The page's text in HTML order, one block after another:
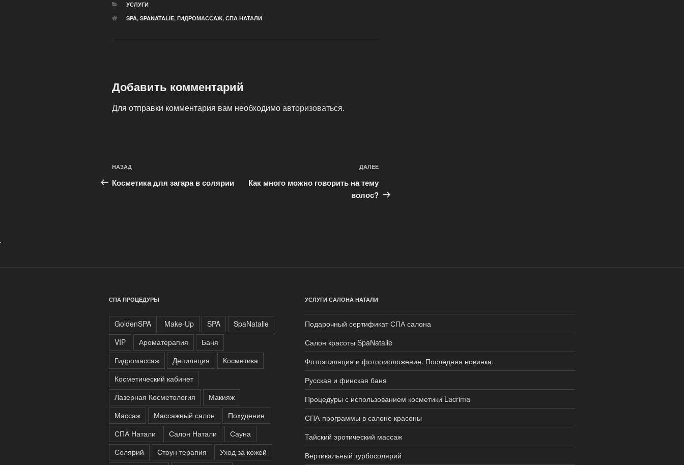
РУБРИКИ
УСЛУГИ
МЕТКИ
SPA, SPANATALIE, ГИДРОМАССАЖ, СПА НАТАЛИ
Добавить комментарий
Для отправки комментария вам необходимоавторизоваться.
Навигация
по
Предыдущая
запись:
НАЗАД
Косметика для загара в солярии
ДАЛЕЕ
Как много можно говорить на тему
волос?
.
СПА ПРОЦЕДУРЫ
GoldenSPA Make-Up SPA
SpaNatalie
VIP
Ароматерапия
Баня
Гидромассаж
Депиляция
Косметика
Косметический кабинет
Лазерная Косметология
Макияж
Массаж
Массажный салон
Похудение
СПА Натали
Салон Натали
Сауна
Солярий
Стоун терапия
Уход за кожей
УСЛУГИ САЛОНА НАТАЛИ
Подарочный сертификат СПА салона
Салон красоты SpaNatalie
Фотоэпиляция и фотоомоложение. Последняя новинка.
Русская и финская баня
Процедуры с использованием косметики Lacrima
СПА-программы в салоне красоны
Тайский эротический массаж
Вертикальный турбосолярий